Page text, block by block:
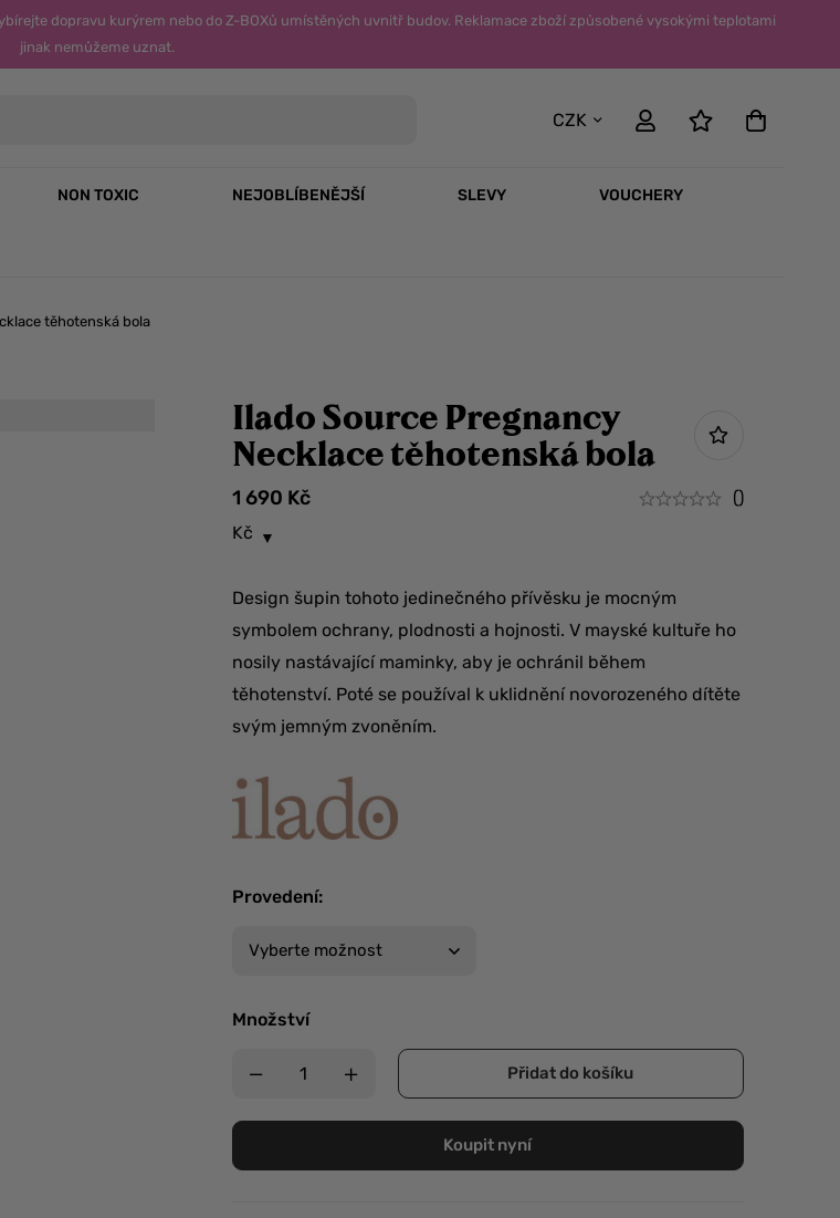
dopravu kurýrem nebo do Z-BOXů umístěných uvnitř budov. Reklamace zboží způsobené vysokými teplotami
jinak nemůžeme uznat.
CZK
NON TOXIC NEJOBLÍBENĚJŠÍ SLEVY VOUCHERY
těhotenská bola
Ilado Source Pregnancy
Necklace těhotenská bola
1 690 Kč
()
Kč
Design šupin tohoto jedinečného přívěsku je mocným
symbolem ochrany, plodnosti a hojnosti. V mayské kultuře ho
nosily nastávající maminky, aby je ochránil během
těhotenství. Poté se používal k uklidnění novorozeného dítěte
svým jemným zvoněním.
Provedení:
Množství
Přidat do košíku
Koupit nyní